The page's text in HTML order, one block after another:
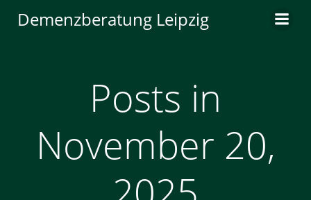
Inhalt
Demenzberatung Leipzig
Posts in
November 20,